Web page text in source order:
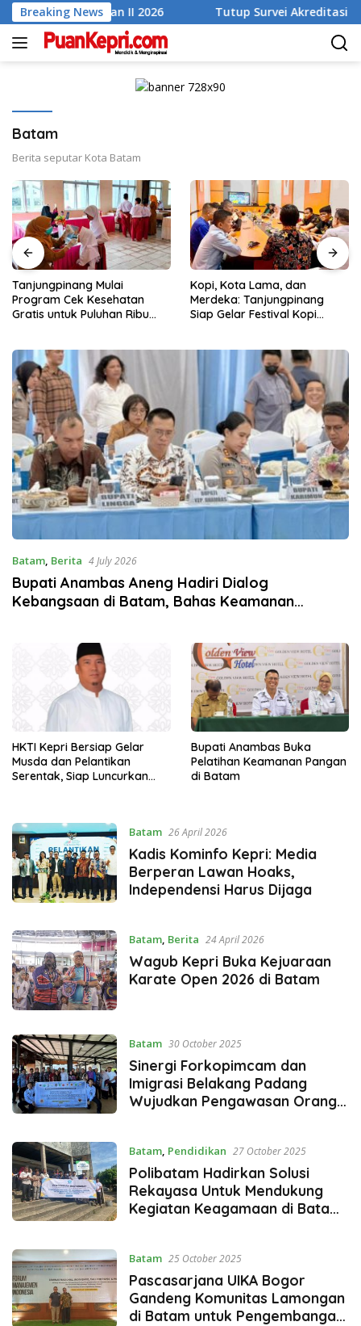
Skip
to
content
Breaking News
Triwulan II 2026 Tutup Survei Akreditasi RSUD
Batam
Berita seputar Kota Batam
Tanjungpinang Mulai
Program Cek Kesehatan
Gratis untuk Puluhan Ribu
Kopi, Kota Lama, dan
Merdeka: Tanjungpinang
Siap Gelar Festival Kopi
Batam, Berita 4 July 2026
Bupati Anambas Aneng Hadiri Dialog
Kebangsaan di Batam, Bahas Keamanan
HKTI Kepri Bersiap Gelar
Musda dan Pelantikan
Serentak, Siap Luncurkan
Bupati Anambas Buka
Pelatihan Keamanan Pangan
di Batam
Batam 26 April 2026
Kadis Kominfo Kepri: Media
Berperan Lawan Hoaks,
Independensi Harus Dijaga
Batam, Berita 24 April 2026
Wagub Kepri Buka Kejuaraan
Karate Open 2026 di Batam
Batam 30 October 2025
Sinergi Forkopimcam dan
Imigrasi Belakang Padang
Wujudkan Pengawasan Orang
Batam, Pendidikan 27 October 2025
Polibatam Hadirkan Solusi
Rekayasa Untuk Mendukung
Kegiatan Keagamaan di Batam
Batam 25 October 2025
Pascasarjana UIKA Bogor
Gandeng Komunitas Lamongan
di Batam untuk Pengembangan